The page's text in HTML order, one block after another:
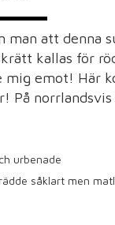
man att denna
kallas för
mig emot! Här
På
urbenade
såklart men